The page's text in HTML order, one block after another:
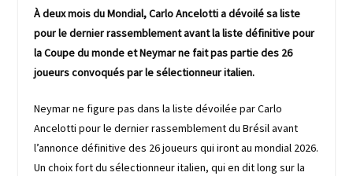
À deux mois du Mondial, Carlo Ancelotti a dévoilé sa liste
pour le dernier rassemblement avant la liste définitive pour
la Coupe du monde et Neymar ne fait pas partie des 26
joueurs convoqués par le sélectionneur italien.
Neymar ne figure pas dans la liste dévoilée par Carlo
Ancelotti pour le dernier rassemblement du Brésil avant
l’annonce définitive des 26 joueurs qui iront au mondial 2026.
Un choix fort du sélectionneur italien, qui en dit long sur la